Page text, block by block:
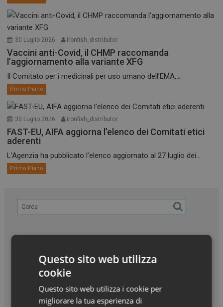
30 Luglio 2026 ironfish_distributor
Vaccini anti-Covid, il CHMP raccomanda
l’aggiornamento alla variante XFG
Il Comitato per i medicinali per uso umano dell’EMA,...
Primo Piano
30 Luglio 2026 ironfish_distributor
FAST-EU, AIFA aggiorna l’elenco dei Comitati etici
aderenti
L’Agenzia ha pubblicato l’elenco aggiornato al 27 luglio dei...
Primo Piano
Questo sito web utilizza
cookie
Questo sito web utilizza i cookie per
migliorare la tua esperienza di